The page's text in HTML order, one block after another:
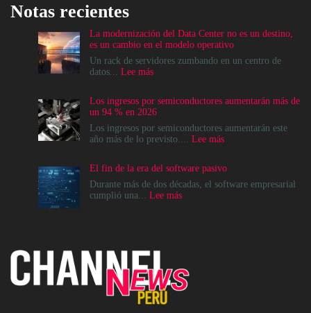
Notas recientes
La modernización del Data Center no es un destino,
es un cambio en el modelo operativo
Un rack de servidores zumbando en un centro de
datos... Lee más:
del
Data
Center
no
destino,
es
un
operativo
Los ingresos por semiconductores aumentarán más de
un 94 % en 2026
Los ingresos por semiconductores aumentarán este
año más de lo previsto.... Lee más:
por
semiconductores
El fin de la era del software pasivo
Durante más de dos décadas, el software empresarial
cumplió una... Lee más:
software
pasivo